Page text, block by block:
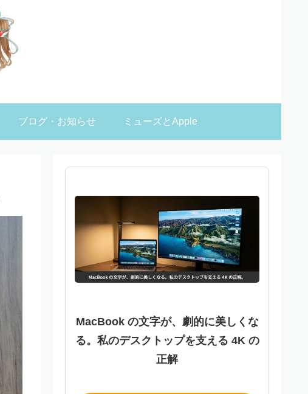
ブログ・お知らせ ミューズとApple
MacBook の文字が、劇的に美しくな
る。私のデスクトップを支える 4K の
正解